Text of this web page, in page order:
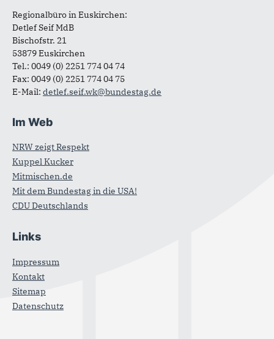
Regionalbüro in Euskirchen:
Detlef Seif MdB
Bischofstr. 21
53879 Euskirchen
Tel.: 0049 (0) 2251 774 04 74
Fax: 0049 (0) 2251 774 04 75
E-Mail: detlef.seif.wk@bundestag.de
Im Web
NRW zeigt Respekt
Kuppel Kucker
Mitmischen.de
Mit dem Bundestag in die USA!
CDU Deutschlands
Links
Impressum
Kontakt
Sitemap
Datenschutz